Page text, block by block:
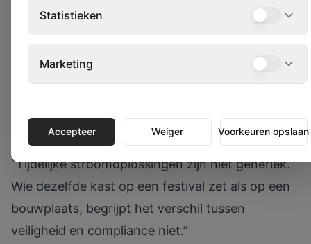
maatwerk voor evenementen
is de keuze van
verdeelkastindeling net zo belangrijk als de
groepen, slecht gepositioneerde aansluitpunten
of een onaantrekkelijk uiterlijk past simpelweg
niet in de context van een professioneel
evenement.
“Tijdelijke stroomoplossingen zijn niet generiek.
Wie dezelfde kast op een festival zet als op een
bouwplaats, begrijpt het verschil tussen
veiligheid en compliance niet.”
Statistieken
Marketing
Accepteer Weiger Voorkeuren opslaan